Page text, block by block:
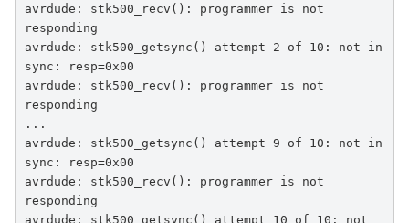
avrdude: stk500_recv(): programmer is not
responding
avrdude: stk500_getsync() attempt 2 of 10: not in
sync: resp=0x00
avrdude: stk500_recv(): programmer is not
responding
...
avrdude: stk500_getsync() attempt 9 of 10: not in
sync: resp=0x00
avrdude: stk500_recv(): programmer is not
responding
avrdude: stk500_getsync() attempt 10 of 10: not